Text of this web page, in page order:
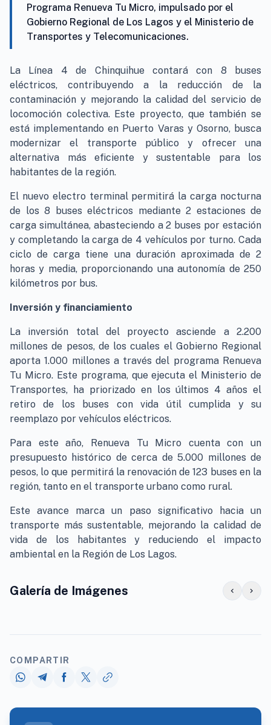
Programa Renueva Tu Micro, impulsado por el
Gobierno Regional de Los Lagos y el Ministerio de
Transportes y Telecomunicaciones.
La Línea 4 de Chinquihue contará con 8 buses
eléctricos, contribuyendo a la reducción de la
contaminación y mejorando la calidad del servicio de
locomoción colectiva. Este proyecto, que también se
está implementando en Puerto Varas y Osorno, busca
modernizar el transporte público y ofrecer una
alternativa más eficiente y sustentable para los
habitantes de la región.
El nuevo electro terminal permitirá la carga nocturna
de los 8 buses eléctricos mediante 2 estaciones de
carga simultánea, abasteciendo a 2 buses por estación
y completando la carga de 4 vehículos por turno. Cada
ciclo de carga tiene una duración aproximada de 2
horas y media, proporcionando una autonomía de 250
kilómetros por bus.
Inversión y financiamiento
La inversión total del proyecto asciende a 2.200
millones de pesos, de los cuales el Gobierno Regional
aporta 1.000 millones a través del programa Renueva
Tu Micro. Este programa, que ejecuta el Ministerio de
Transportes, ha priorizado en los últimos 4 años el
retiro de los buses con vida útil cumplida y su
reemplazo por vehículos eléctricos.
Para este año, Renueva Tu Micro cuenta con un
presupuesto histórico de cerca de 5.000 millones de
pesos, lo que permitirá la renovación de 123 buses en la
región, tanto en el transporte urbano como rural.
Este avance marca un paso significativo hacia un
transporte más sustentable, mejorando la calidad de
vida de los habitantes y reduciendo el impacto
ambiental en la Región de Los Lagos.
Galería de Imágenes chevron_left chevron_right
COMPARTIR